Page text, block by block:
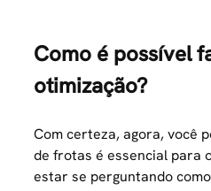
Como é possível
otimização?
Com certeza, agora, você
de frotas é essencial para
estar se perguntando